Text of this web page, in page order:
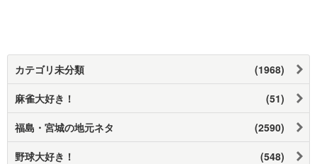
カテゴリ未分類 (1968)
麻雀大好き！ (51)
福島・宮城の地元ネタ (2590)
野球大好き！ (548)